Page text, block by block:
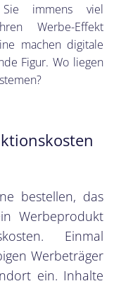
Sie immens viel
Werbe-Effekt
machen digitale
Figur. Wo liegen
bestellen, das
Werbeprodukt
Einmal
Werbeträger
ein. Inhalte